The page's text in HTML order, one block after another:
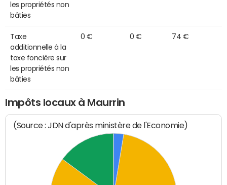
les propriétés non
bâties
Taxe
additionnelle à la
taxe foncière sur
les propriétés non
bâties
0 € 0 € 74 €
Impôts locaux à Maurrin
(Source : JDN d'après ministère de l'Economie)